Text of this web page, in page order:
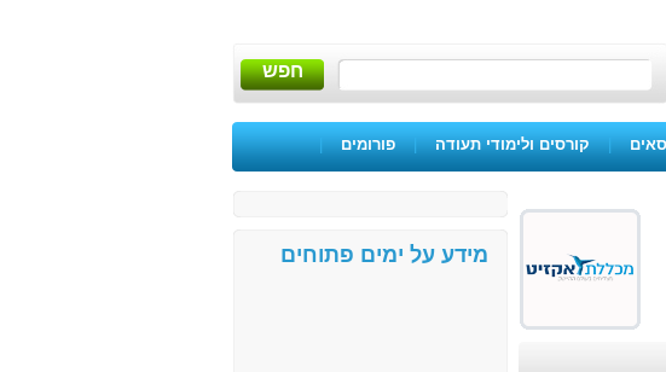
חפש
| קורסים ולימודי תעודה | פורומים |
מידע על ימים פתוחים